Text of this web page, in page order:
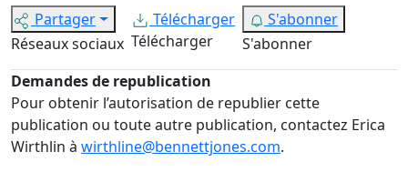
Partager
Réseaux sociaux
Télécharger
Télécharger
S'abonner
S'abonner
Demandes de republication
Pour obtenir l’autorisation de republier cette
publication ou toute autre publication, contactez Erica
Wirthlin à wirthline@bennettjones.com.